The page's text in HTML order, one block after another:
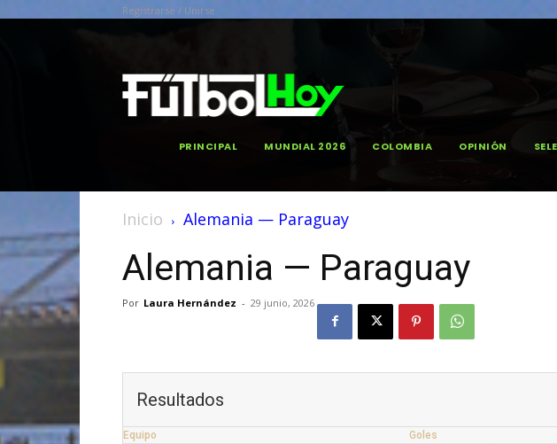
Registrarse / Unirse
PRINCIPAL MUNDIAL 2026 COLOMBIA OPINIÓN
Inicio Alemania — Paraguay
Alemania — Paraguay
Por Laura Hernández - 29 junio, 2026
Resultados
Equipo Goles